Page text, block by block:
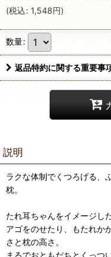
(税込: 1,548円)
数量:
返品特約に関する重要事
説明
ラクな体制でくつろげる、
枕。
たれ耳ちゃんをイメージし
アゴをのせたり、もたれか
さと枕の高さ。
まるでおともだちとくっつ